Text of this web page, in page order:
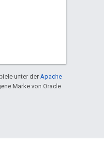
unter derApache
Marke von Oracle